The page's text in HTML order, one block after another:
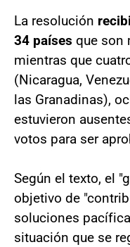
La resolución
34 países que son
mientras que
(Nicaragua,
las Granadinas),
estuvieron
votos para ser
Según el texto, el
objetivo de
soluciones
situación que se